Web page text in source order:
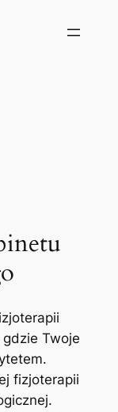
gdzie Twoje
fizjoterapii